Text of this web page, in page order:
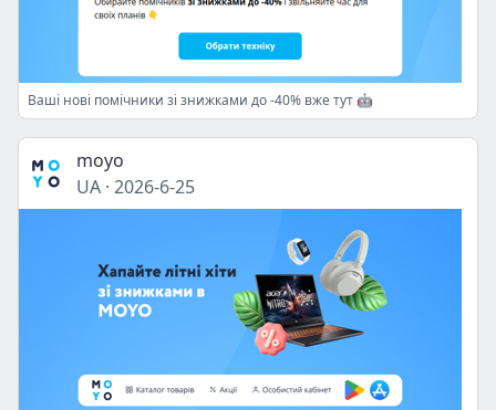
Ваші нові помічники зі знижками до -40% вже тут 🤖
moyo
UA · 2026-6-25